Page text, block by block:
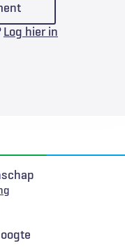
Log hier in